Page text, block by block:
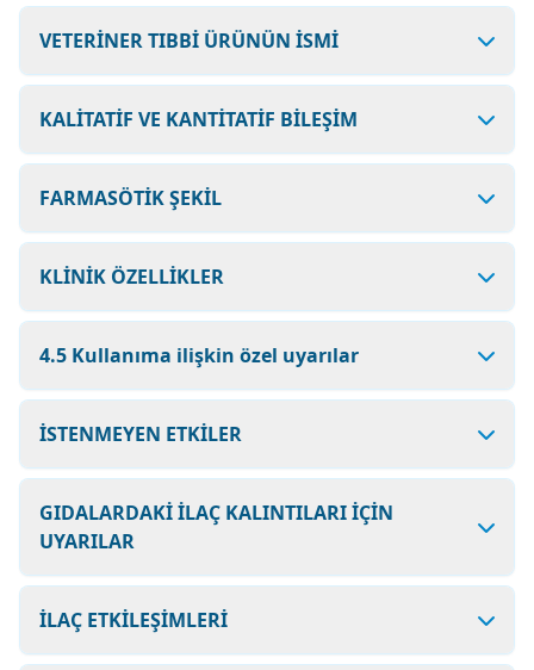
VETERİNER TIBBİ ÜRÜNÜN İSMİ
KALİTATİF VE KANTİTATİF BİLEŞİM
FARMASÖTİK ŞEKİL
KLİNİK ÖZELLİKLER
4.5 Kullanıma ilişkin özel uyarılar
İSTENMEYEN ETKİLER
GIDALARDAKİ İLAÇ KALINTILARI İÇİN
UYARILAR
İLAÇ ETKİLEŞİMLERİ